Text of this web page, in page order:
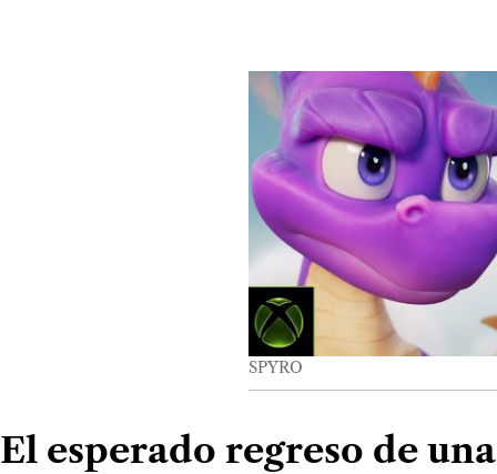
SPYRO
El esperado regreso de una